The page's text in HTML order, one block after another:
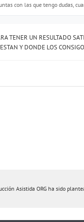
con las que tengo dudas,
TENER UN RESULTADO
Y DONDE LOS
Asistida ORG ha sido